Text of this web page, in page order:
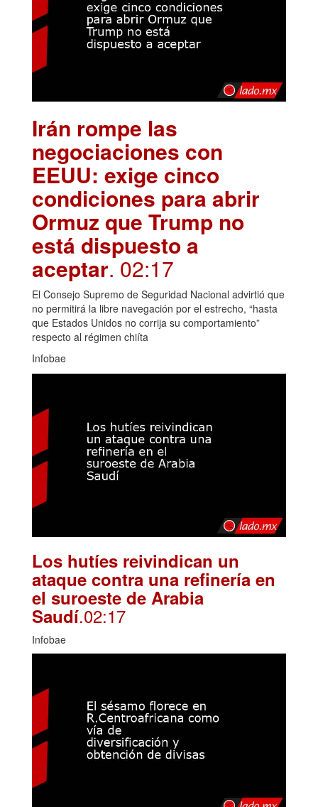
Irán rompe las
negociaciones con
EEUU: exige cinco
condiciones para abrir
Ormuz que Trump no
está dispuesto a
aceptar. 02:17
El Consejo Supremo de Seguridad Nacional advirtió que
no permitirá la libre navegación por el estrecho, “hasta
que Estados Unidos no corrija su comportamiento”
respecto al régimen chiíta
Infobae
Los hutíes reivindican un
ataque contra una refinería en
el suroeste de Arabia
Saudí.02:17
Infobae